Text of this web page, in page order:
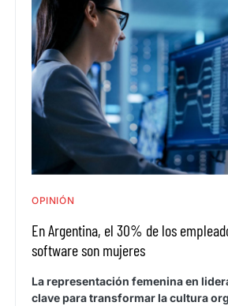
OPINIÓN
En Argentina, el 30% de los
software son mujeres
La representación femenina en
clave para transformar la cultura